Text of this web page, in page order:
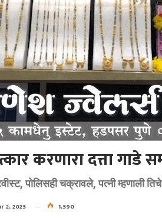
करणारा दत्ता
पोलिसही चक्रावले, पत्नी म्हणाली
2, 2025 1,590